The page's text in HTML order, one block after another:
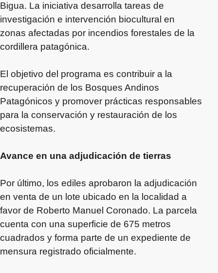
Bigua. La iniciativa desarrolla tareas de
investigación e intervención biocultural en
zonas afectadas por incendios forestales de la
cordillera patagónica.
El objetivo del programa es contribuir a la
recuperación de los Bosques Andinos
Patagónicos y promover prácticas responsables
para la conservación y restauración de los
ecosistemas.
Avance en una adjudicación de tierras
Por último, los ediles aprobaron la adjudicación
en venta de un lote ubicado en la localidad a
favor de Roberto Manuel Coronado. La parcela
cuenta con una superficie de 675 metros
cuadrados y forma parte de un expediente de
mensura registrado oficialmente.